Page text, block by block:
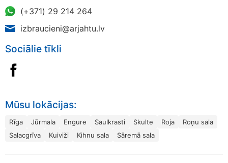
(+371) 29 214 264
izbraucieni@arjahtu.lv
Sociālie tīkli
Mūsu lokācijas:
Rīga Jūrmala Engure Saulkrasti Skulte Roja
Roņu sala
Salacgrīva
Kuiviži Kihnu sala Sāremā sala